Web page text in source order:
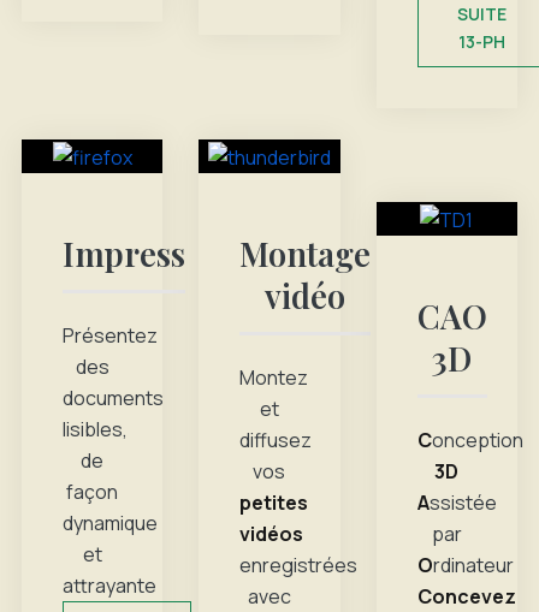
SUITE
13-PH
Impress
Présentez
des
documents
lisibles,
de
façon
dynamique
et
attrayante
Montage
vidéo
Montez
et
diffusez
vos
petites
vidéos
enregistrées
avec
CAO
3D
Conception
3D
Assistée
par
Ordinateur
Concevez